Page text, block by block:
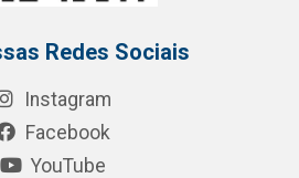
Redes Sociais
Instagram
Facebook
YouTube